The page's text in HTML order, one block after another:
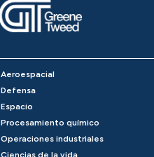
Aeroespacial
Defensa
Espacio
Procesamiento químico
Operaciones industriales